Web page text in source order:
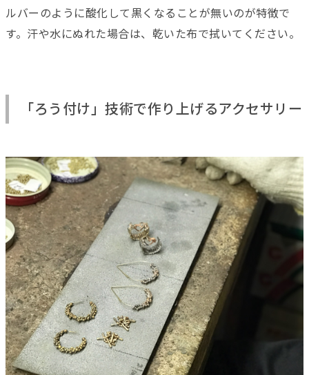
ルバーのように酸化して黒くなることが無いのが特徴で
す。汗や水にぬれた場合は、乾いた布で拭いてください。
「ろう付け」技術で作り上げるアクセサリー